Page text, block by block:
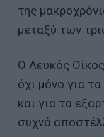
της
μεταξύ των
Ο Λευκός
όχι μόνο για
και για τα
συχνά